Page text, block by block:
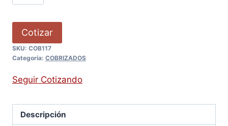
Cotizar
SKU: COB117
Categoría: COBRIZADOS
Seguir Cotizando
Descripción